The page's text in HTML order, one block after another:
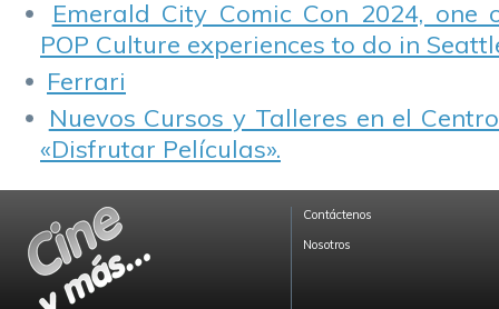
Emerald City Comic Con 2024,
POP Culture experiences to do in
Ferrari
Nuevos Cursos y Talleres en el
«Disfrutar Películas».
Contáctenos
Nosotros